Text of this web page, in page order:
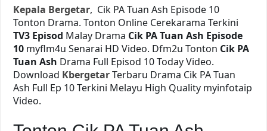
Kepala Bergetar, Cik PA Tuan Ash Episode 10
Tonton Drama. Tonton Online Cerekarama Terkini
TV3 Episod Malay Drama Cik PA Tuan Ash Episode
10 myflm4u Senarai HD Video. Dfm2u Tonton Cik PA
Tuan Ash Drama Full Episod 10 Today Video.
Download KbergetarTerbaru Drama Cik PA Tuan
Ash Full Ep 10 Terkini Melayu High Quality myinfotaip
Video.